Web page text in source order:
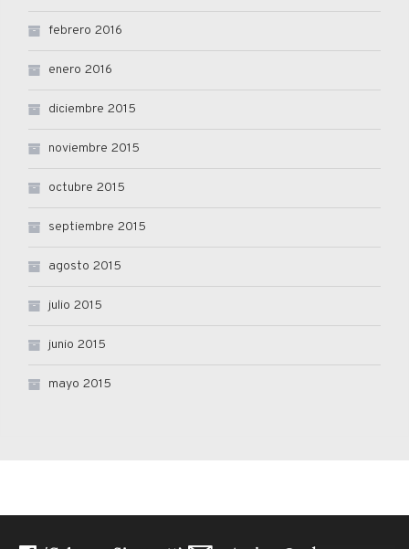
febrero 2016
enero 2016
diciembre 2015
noviembre 2015
octubre 2015
septiembre 2015
agosto 2015
julio 2015
junio 2015
mayo 2015